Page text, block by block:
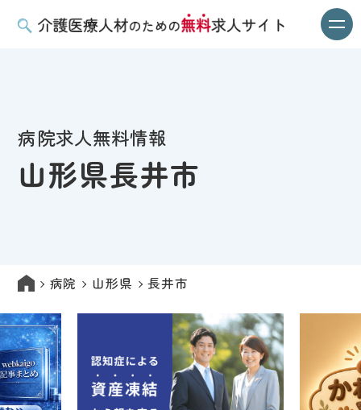
病院求人無料情報
山形県長井市
病院 山形県 長井市